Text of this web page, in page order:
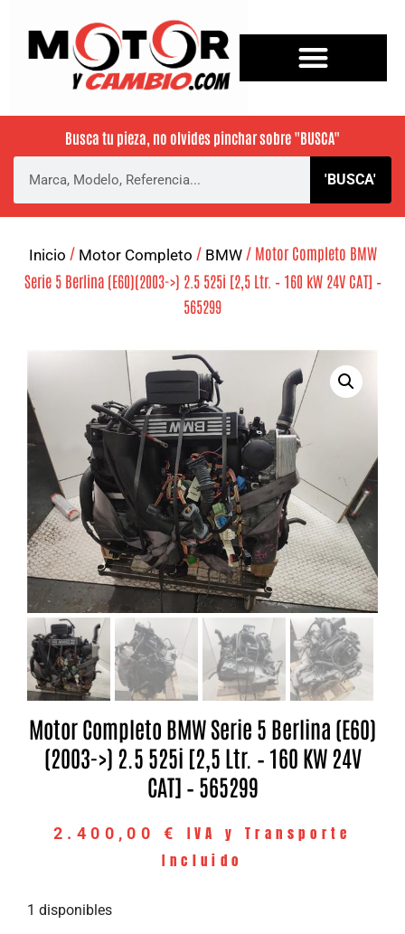
Busca tu pieza, no olvides pinchar sobre "BUSCA"
'BUSCA'
Inicio / Motor Completo / BMW/ Motor Completo BMW
Serie 5 Berlina (E60)(2003->) 2.5 525i [2,5 Ltr. – 160 kW 24V CAT] –
565299
Motor Completo BMW Serie 5 Berlina (E60)
(2003->) 2.5 525i [2,5 Ltr. – 160 KW 24V
CAT] – 565299
2.400,00 €
IVA y Transporte
Incluido
1 disponibles